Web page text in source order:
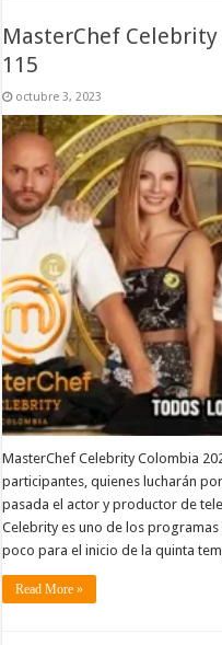
MasterChef
115
octubre 3, 2023
MasterChef Celebrity Colombia
participantes, quienes lucharán
pasada el actor y productor de
Celebrity es uno de los
poco para el inicio de la quinta
Read More »